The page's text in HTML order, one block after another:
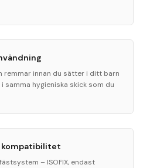
remmar innan du sätter i ditt barn
samma hygieniska skick som du
kompatibilitet
– ISOFIX, endast